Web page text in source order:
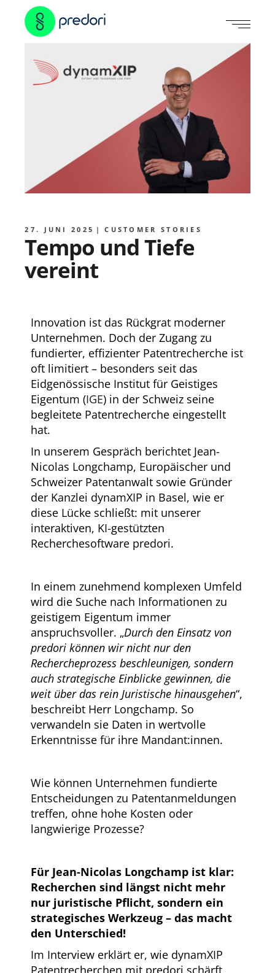
27. JUNI 2025 CUSTOMER STORIES
Tempo und Tiefe
vereint
Innovation ist das Rückgrat moderner
Unternehmen. Doch der Zugang zu
fundierter, effizienter Patentrecherche ist
oft limitiert – besonders seit das
Eidgenössische Institut für Geistiges
Eigentum (IGE) in der Schweiz seine
begleitete Patentrecherche eingestellt
hat.
In unserem Gespräch berichtet Jean-
Nicolas Longchamp, Europäischer und
Schweizer Patentanwalt sowie Gründer
der Kanzlei dynamXIP in Basel, wie er
diese Lücke schließt: mit unserer
interaktiven, KI-gestützten
Recherchesoftware predori.
In einem zunehmend komplexen Umfeld
wird die Suche nach Informationen zu
geistigem Eigentum immer
anspruchsvoller. „Durch den Einsatz von
predori können wir nicht nur den
Rechercheprozess beschleunigen, sondern
auch strategische Einblicke gewinnen, die
weit über das rein Juristische hinausgehen“,
beschreibt Herr Longchamp. So
verwandeln sie Daten in wertvolle
Erkenntnisse für ihre Mandant:innen.
Wie können Unternehmen fundierte
Entscheidungen zu Patentanmeldungen
treffen, ohne hohe Kosten oder
langwierige Prozesse?
Für Jean-Nicolas Longchamp ist klar:
Recherchen sind längst nicht mehr
nur juristische Pflicht, sondern ein
strategisches Werkzeug – das macht
den Unterschied!
Im Interview erklärt er, wie dynamXIP
Patentrecherchen mit predori schärft